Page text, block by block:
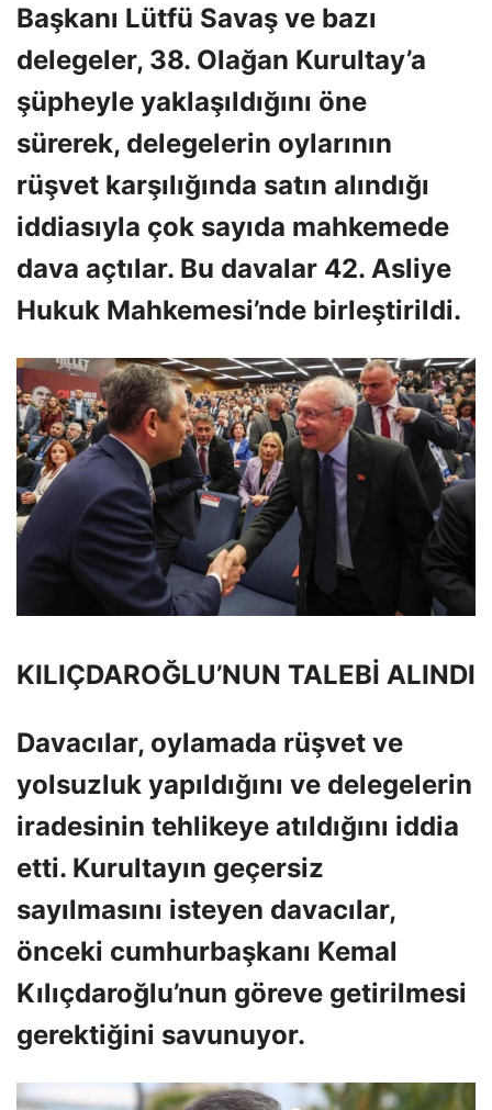
Başkanı Lütfü Savaş ve bazı
delegeler, 38. Olağan Kurultay’a
şüpheyle yaklaşıldığını öne
sürerek, delegelerin oylarının
rüşvet karşılığında satın alındığı
iddiasıyla çok sayıda mahkemede
dava açtılar. Bu davalar 42. Asliye
Hukuk Mahkemesi’nde birleştirildi.
KILIÇDAROĞLU’NUN TALEBİ ALINDI
Davacılar, oylamada rüşvet ve
yolsuzluk yapıldığını ve delegelerin
iradesinin tehlikeye atıldığını iddia
etti. Kurultayın geçersiz
sayılmasını isteyen davacılar,
önceki cumhurbaşkanı Kemal
Kılıçdaroğlu’nun göreve getirilmesi
gerektiğini savunuyor.